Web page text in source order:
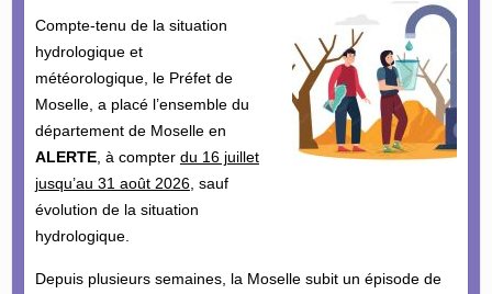
Compte-tenu de la situation
hydrologique et
météorologique, le Préfet de
Moselle, a placé l’ensemble du
département de Moselle en
ALERTE, à compter du 16 juillet
jusqu’au 31 août 2026, sauf
évolution de la situation
hydrologique.
Depuis plusieurs semaines, la Moselle subit un épisode de